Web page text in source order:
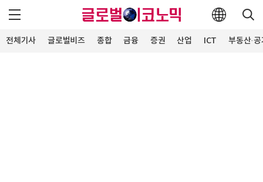
전체기사 글로벌비즈 종합 금융 증권 산업 ICT 부동산·